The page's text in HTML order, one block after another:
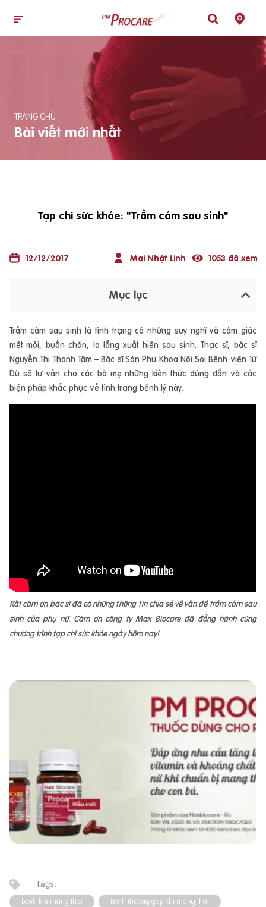
TRANG CHỦ
Bài viết mới nhất
Tạp chí sức khỏe: "Trầm cảm sau sinh"
12/12/2017 Mai Nhật Linh 1053 đã xem
Mục lục
Trầm cảm sau sinh là tình trạng có những suy nghĩ và cảm giác
mệt mỏi, buồn chán, lo lắng xuất hiện sau sinh. Thạc sĩ, bác sĩ
Nguyễn Thị Thanh Tâm – Bác sĩ Sản Phụ Khoa Nội Soi Bệnh viện Từ
Dũ sẽ tư vấn cho các bà mẹ những kiến thức đúng đắn và các
biện pháp khắc phục về tình trạng bệnh lý này.
Rất cám ơn bác sĩ đã có những thông tin chia sẻ về vấn đề trầm cảm sau
sinh của phụ nữ. Cám ơn công ty Max Biocare đã đồng hành cùng
chương trình tạp chí sức khỏe ngày hôm nay!
bệnh khi mang thai
Bệnh thường gặp khi mang thai